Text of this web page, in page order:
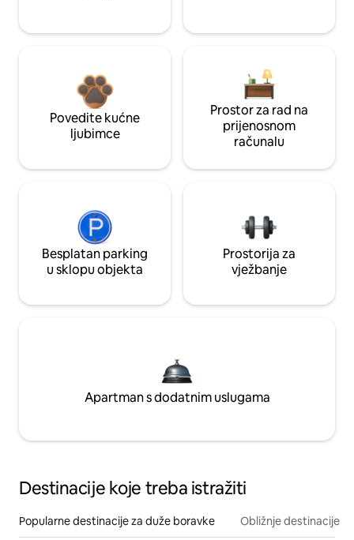
Povedite kućne
ljubimce
Prostor za rad na
prijenosnom
računalu
Besplatan parking
u sklopu objekta
Prostorija za
vježbanje
Apartman s dodatnim uslugama
Destinacije koje treba istražiti
Popularne destinacije za duže boravke Obližnje destinacije